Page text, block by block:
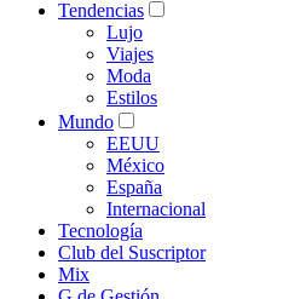
Tendencias
Lujo
Viajes
Moda
Estilos
Mundo
EEUU
México
España
Internacional
Tecnología
Club del Suscriptor
Mix